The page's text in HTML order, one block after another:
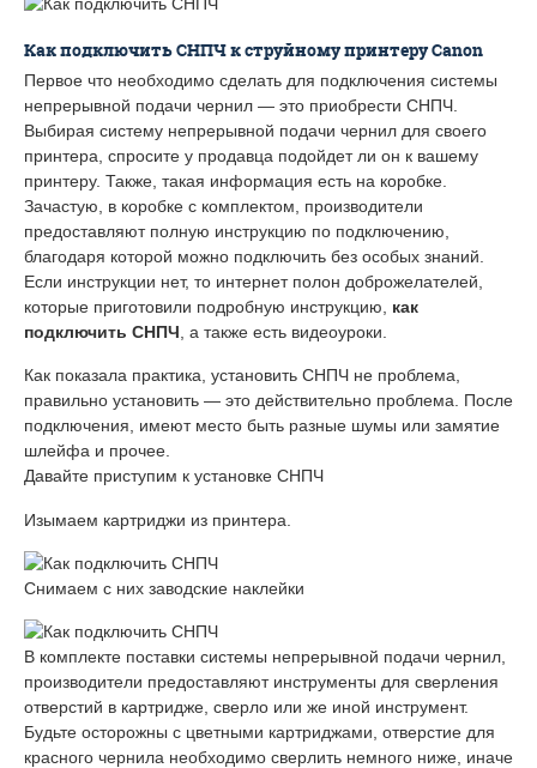
Как подключить СНПЧ к струйному принтеру Canon
Первое что необходимо сделать для подключения системы
непрерывной подачи чернил — это приобрести СНПЧ.
Выбирая систему непрерывной подачи чернил для своего
принтера, спросите у продавца подойдет ли он к вашему
принтеру. Также, такая информация есть на коробке.
Зачастую, в коробке с комплектом, производители
предоставляют полную инструкцию по подключению,
благодаря которой можно подключить без особых знаний.
Если инструкции нет, то интернет полон доброжелателей,
которые приготовили подробную инструкцию, как
подключить СНПЧ , а также есть видеоуроки.
Как показала практика, установить СНПЧ не проблема,
правильно установить — это действительно проблема. После
подключения, имеют место быть разные шумы или замятие
шлейфа и прочее.
Давайте приступим к установке СНПЧ
Изымаем картриджи из принтера.
Снимаем с них заводские наклейки
В комплекте поставки системы непрерывной подачи чернил,
производители предоставляют инструменты для сверления
отверстий в картридже, сверло или же иной инструмент.
Будьте осторожны с цветными картриджами, отверстие для
красного чернила необходимо сверлить немного ниже, иначе